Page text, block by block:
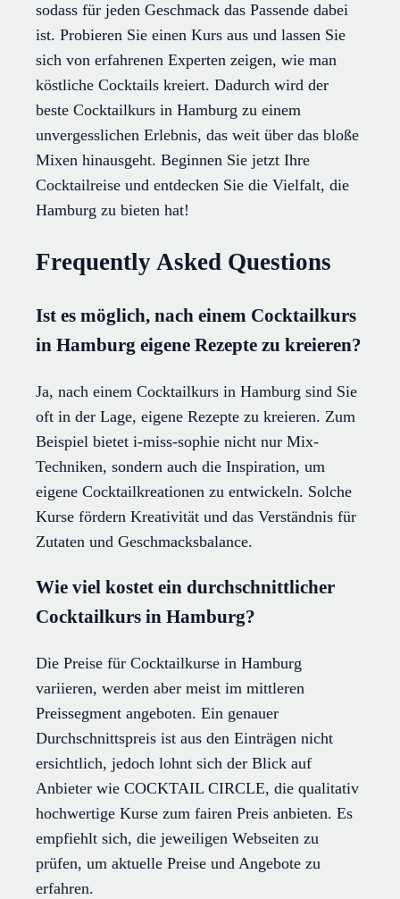
sodass für jeden Geschmack das Passende dabei
ist. Probieren Sie einen Kurs aus und lassen Sie
sich von erfahrenen Experten zeigen, wie man
köstliche Cocktails kreiert. Dadurch wird der
beste Cocktailkurs in Hamburg zu einem
unvergesslichen Erlebnis, das weit über das bloße
Mixen hinausgeht. Beginnen Sie jetzt Ihre
Cocktailreise und entdecken Sie die Vielfalt, die
Hamburg zu bieten hat!
Frequently Asked Questions
Ist es möglich, nach einem Cocktailkurs
in Hamburg eigene Rezepte zu kreieren?
Ja, nach einem Cocktailkurs in Hamburg sind Sie
oft in der Lage, eigene Rezepte zu kreieren. Zum
Beispiel bietet i-miss-sophie nicht nur Mix-
Techniken, sondern auch die Inspiration, um
eigene Cocktailkreationen zu entwickeln. Solche
Kurse fördern Kreativität und das Verständnis für
Zutaten und Geschmacksbalance.
Wie viel kostet ein durchschnittlicher
Cocktailkurs in Hamburg?
Die Preise für Cocktailkurse in Hamburg
variieren, werden aber meist im mittleren
Preissegment angeboten. Ein genauer
Durchschnittspreis ist aus den Einträgen nicht
ersichtlich, jedoch lohnt sich der Blick auf
Anbieter wie COCKTAIL CIRCLE, die qualitativ
hochwertige Kurse zum fairen Preis anbieten. Es
empfiehlt sich, die jeweiligen Webseiten zu
prüfen, um aktuelle Preise und Angebote zu
erfahren.